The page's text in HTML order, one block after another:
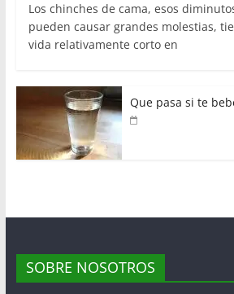
Los chinches de cama, esos
pueden causar grandes molestias,
vida relativamente corto en
Que pasa si te
SOBRE NOSOTROS